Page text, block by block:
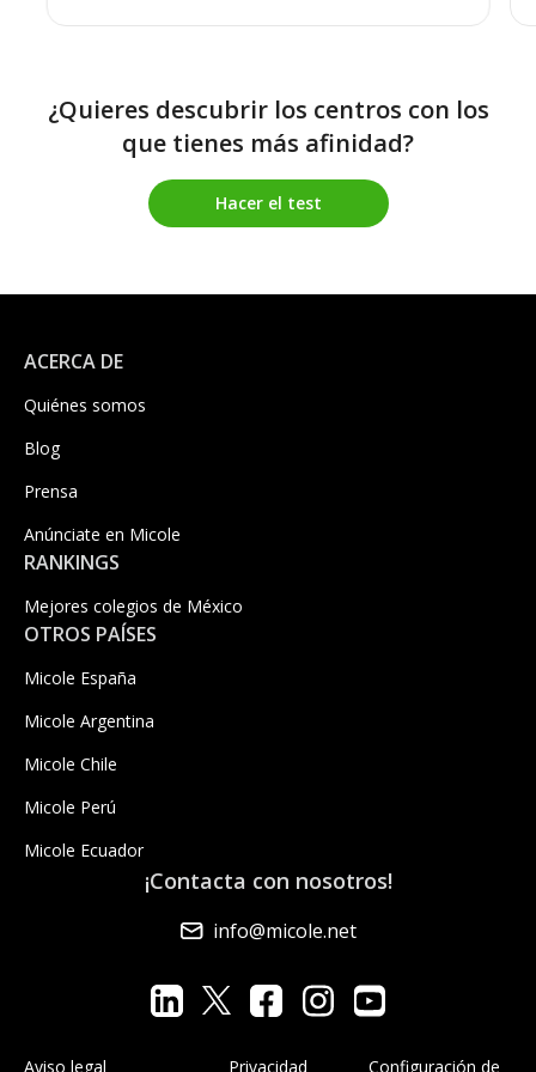
¿Quieres descubrir los centros con los
que tienes más afinidad?
Hacer el test
ACERCA DE
Quiénes somos
Blog
Prensa
Anúnciate en Micole
RANKINGS
Mejores colegios de México
OTROS PAÍSES
Micole España
Micole Argentina
Micole Chile
Micole Perú
Micole Ecuador
¡Contacta con nosotros!
info@micole.net
Aviso legal Privacidad Configuración de